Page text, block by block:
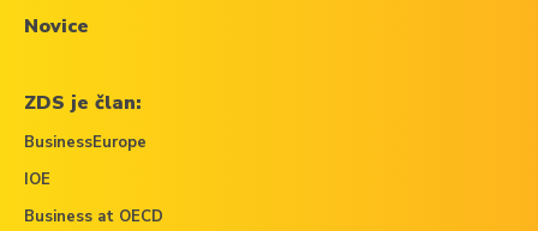
Novice
ZDS je član:
BusinessEurope
IOE
Business at OECD